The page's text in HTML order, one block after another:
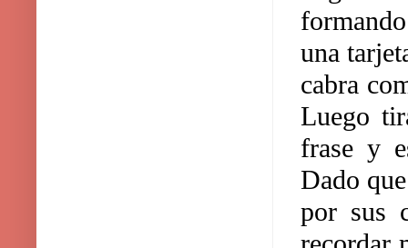
una
cabra
Luego
frase y
Dado
por sus